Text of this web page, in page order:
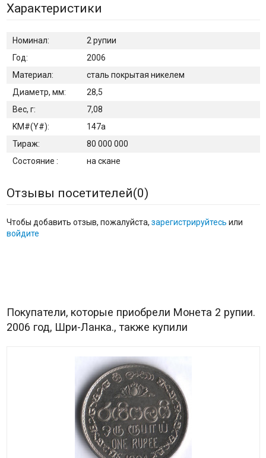
Характеристики
Номинал:
2 рупии
Год:
2006
Материал:
сталь покрытая никелем
Диаметр, мм:
28,5
Вес, г:
7,08
KM#(Y#):
147а
Тираж:
80 000 000
Состояние :
на скане
Отзывы посетителей(0)
Чтобы добавить отзыв, пожалуйста, зарегистрируйтесь или
войдите
Покупатели, которые приобрели Монета 2 рупии.
2006 год, Шри-Ланка., также купили